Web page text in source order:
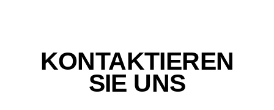
KONTAKTIEREN
SIE UNS